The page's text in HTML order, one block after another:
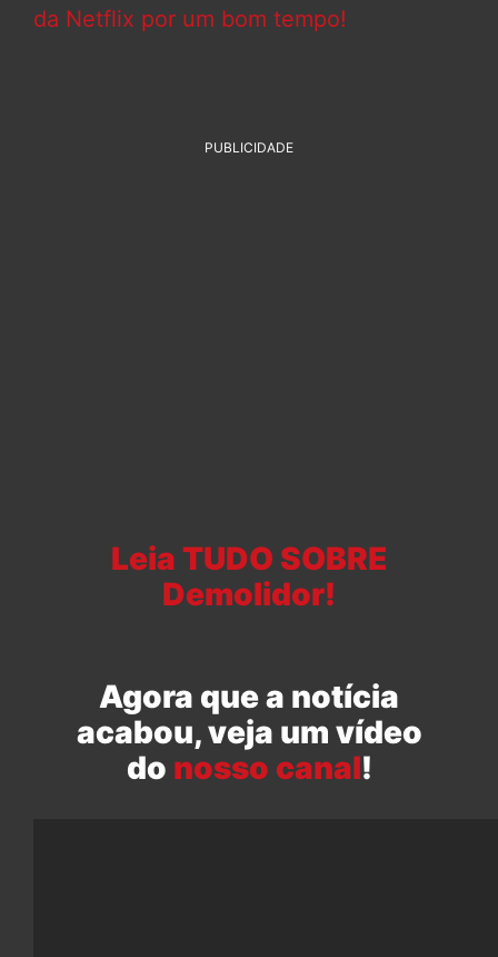
da Netflix por um bom tempo!
PUBLICIDADE
Leia TUDO SOBRE
Demolidor!
Agora que a notícia
acabou, veja um vídeo
do nosso canal!